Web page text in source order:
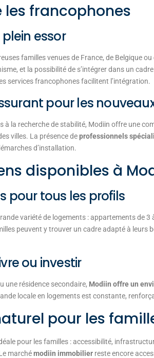
les francophones
essor
familles venues de France, de Belgique
et la possibilité de s’intégrer dans un
services francophones facilitent l’intégration.
pour les
à la recherche de stabilité, Modiin offre une
villes. La présence deprofessionnels
d’installation.
disponibles à
pour tous les profils
variété de logements : appartements de 3
peuvent y trouver un cadre adapté à leurs
ou investir
une résidence secondaire, Modiin offre un
locale en logements est constante,
pour les
pour les familles : accessibilité,
marchémodiin immobilier reste encore